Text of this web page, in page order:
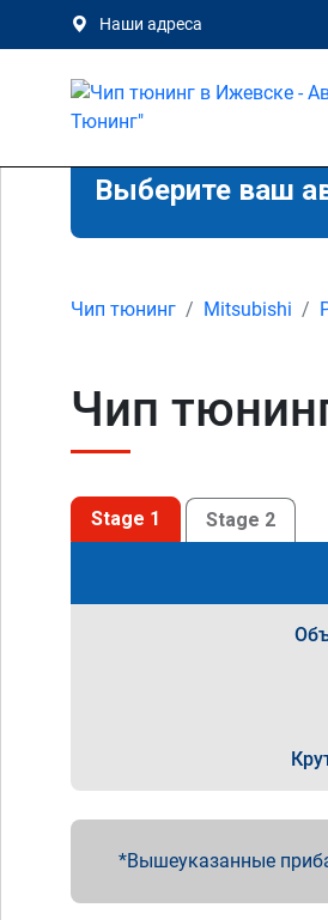
Наши адреса
Выберите ваш
Чип тюнинг Mitsubishi
Чип
Stage 1 Stage 2
Вышеуказанные